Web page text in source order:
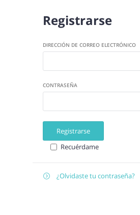
Registrarse
DIRECCIÓN DE CORREO ELECTRÓNICO
CONTRASEÑA
Registrarse
Recuérdame
 ¿Olvidaste tu contraseña?